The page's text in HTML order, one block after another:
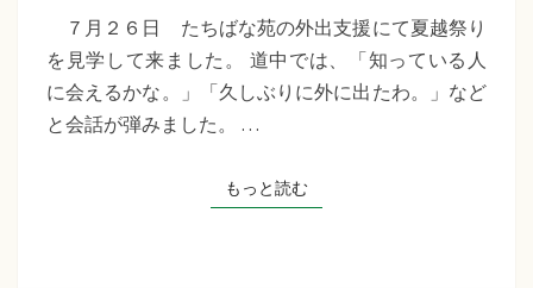
『夏
越
祭
物』
７月２６日 たちばな苑の外出支援にて夏越祭り
を見学して来ました。 道中では、「知っている人
に会えるかな。」「久しぶりに外に出たわ。」など
と会話が弾みました。 …
もっと読むもっと読む